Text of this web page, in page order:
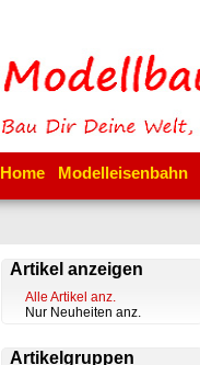
Home Modelleisenbahn
Artikel anzeigen
Alle Artikel anz.
Nur Neuheiten anz.
Artikelgruppen